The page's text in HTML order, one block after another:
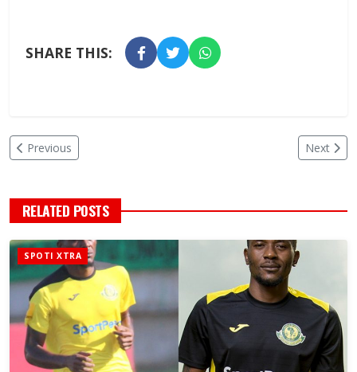
SHARE THIS:
Previous Next
RELATED POSTS
SPOTI XTRA